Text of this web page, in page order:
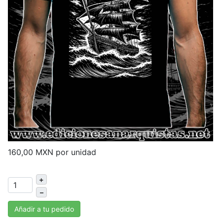
160,00 MXN por unidad
+
–
Añadir a tu pedido